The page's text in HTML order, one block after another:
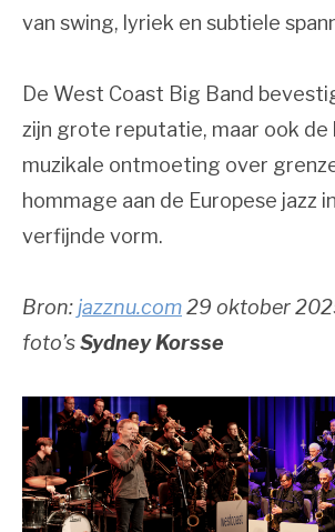
van swing, lyriek en subtiele
De West Coast Big Band
zijn grote reputatie, maar ook de
muzikale ontmoeting over
hommage aan de Europese jazz
verfijnde vorm.
Bron: jazznu.com29 oktober
foto’sSydney Korsse